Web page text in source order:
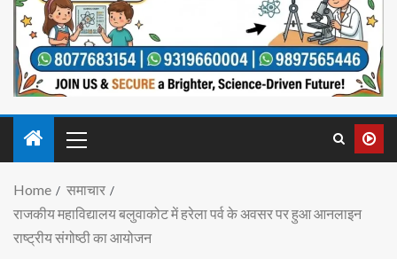
Home
समाचार
राजकीय महाविद्यालय बलुवाकोट में हरेला पर्व के अवसर पर हुआ आनलाइन
राष्ट्रीय संगोष्ठी का आयोजन